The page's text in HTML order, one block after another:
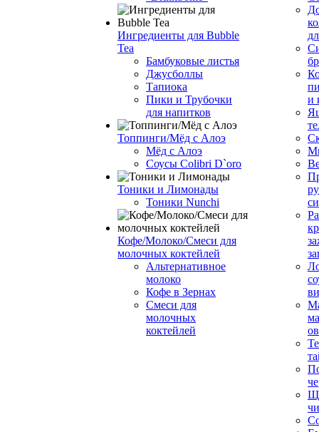
Ингредиенты для Bubble
Tea
Бамбуковые листья
Джусболлы
Тапиока
Пики и Трубочки
для напитков
Топпинги/Мёд с Алоэ
Мёд с Алоэ
Соусы Colibri D`oro
Тоники и Лимонады
Тоники Nunchi
Кофе/Молоко/Смеси для
молочных коктейлей
Альтернативное
молоко
Кофе в Зернах
Смеси для
молочных
коктейлей
и